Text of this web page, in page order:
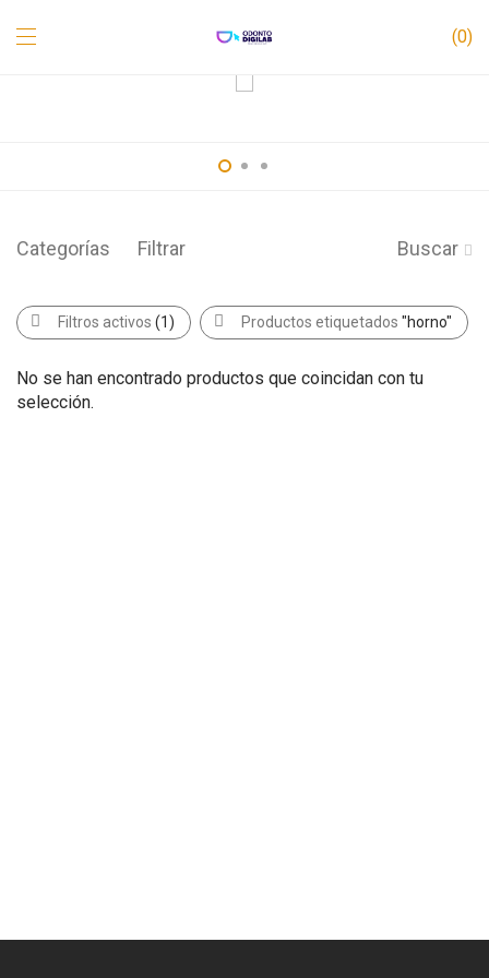
0
Categorías Filtrar Buscar
Filtros activos (1) Productos etiquetados "horno"
No se han encontrado productos que coincidan con tu
selección.